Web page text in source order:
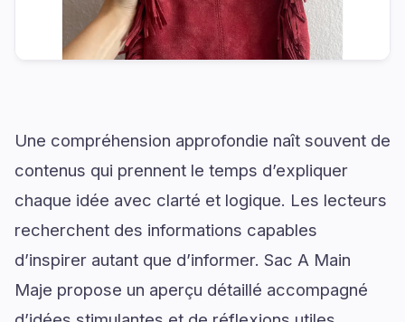
Une compréhension approfondie naît souvent de
contenus qui prennent le temps d’expliquer
chaque idée avec clarté et logique. Les lecteurs
recherchent des informations capables
d’inspirer autant que d’informer. Sac A Main
Maje propose un aperçu détaillé accompagné